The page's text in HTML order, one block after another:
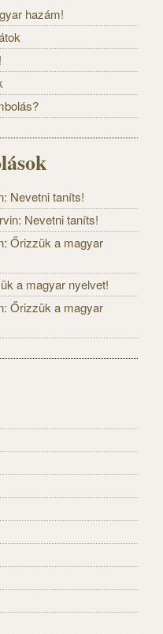
hazám!
Nevetni taníts!
Nevetni taníts!
Őrizzük a magyar
a magyar nyelvet!
Őrizzük a magyar